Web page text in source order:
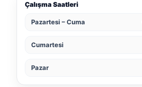
Çalışma Saatleri
Pazartesi – Cuma
Cumartesi
Pazar